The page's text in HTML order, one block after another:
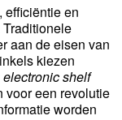
efficiëntie en
aan de eisen van
kiezen
electronic shelf
voor een revolutie
worden